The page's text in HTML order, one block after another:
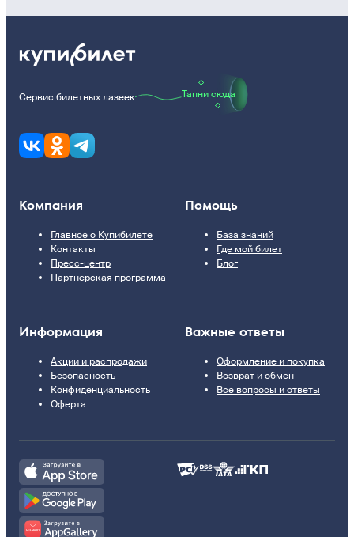
Сервис билетных лазеек Тапни сюда
Компания
Главное о Купибилете
Контакты
Пресс-центр
Партнерская программа
Помощь
База знаний
Где мой билет
Блог
Информация
Акции и распродажи
Безопасность
Конфиденциальность
Оферта
Важные ответы
Оформление и покупка
Возврат и обмен
Все вопросы и ответы